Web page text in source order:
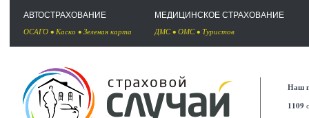
АВТОСТРАХОВАНИЕ
ОСАГО • Каско • Зеленая карта
МЕДИЦИНСКОЕ СТРАХОВАНИЕ
ДМС• ОМС• Туристов
Наш
1109